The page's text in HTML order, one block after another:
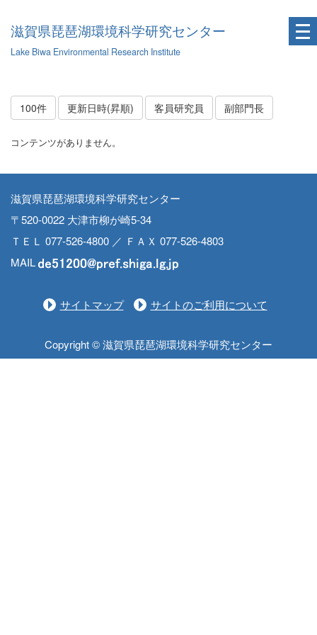
滋賀県琵琶湖環境科学研究センター
Lake Biwa Environmental Research Institute
100件 更新日時(昇順) 客員研究員 副部門長
コンテンツがありません。
滋賀県琵琶湖環境科学研究センター
〒520-0022 大津市柳が崎5-34
ＴＥＬ 077-526-4800 ／ ＦＡＸ 077-526-4803
MAIL
サイトマップ サイトのご利用について
Copyright © 滋賀県琵琶湖環境科学研究センター